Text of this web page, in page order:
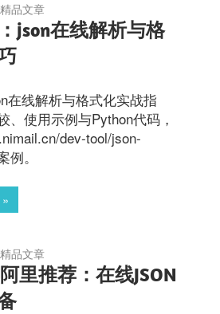
精品文章
json在线解析与格
在线解析与格式化实战指
、使用示例与Python代码，
dev-tool/json-
。
精品文章
里推荐：在线JSON